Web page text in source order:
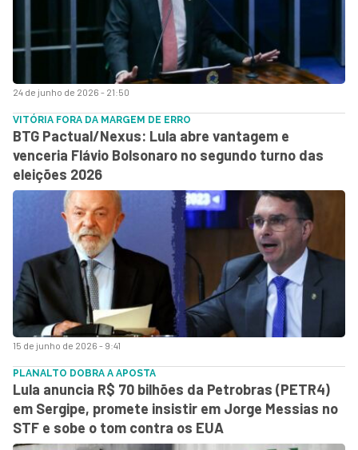
24 de junho de 2026 - 21:50
15 de junho de 2026 - 9:41
VITÓRIA FORA DA MARGEM DE ERRO
BTG Pactual/Nexus: Lula abre vantagem e
venceria Flávio Bolsonaro no segundo turno das
eleições 2026
PLANALTO DOBRA A APOSTA
Lula anuncia R$ 70 bilhões da Petrobras (PETR4)
em Sergipe, promete insistir em Jorge Messias no
STF e sobe o tom contra os EUA